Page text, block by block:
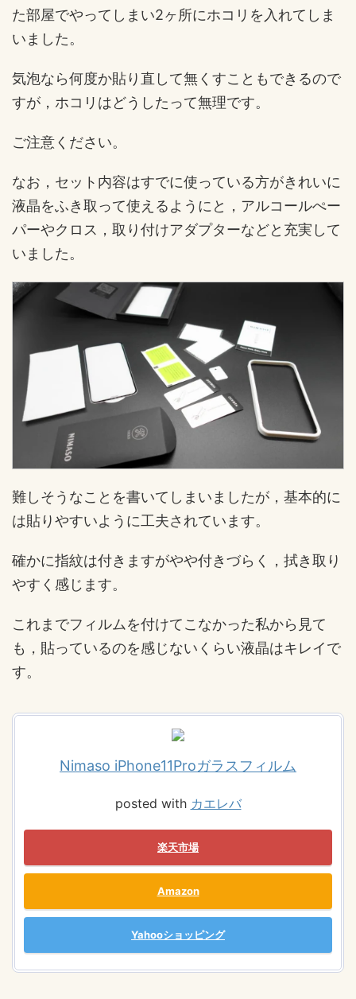
た部屋でやってしまい2ヶ所にホコリを入れてしま
いました。
気泡なら何度か貼り直して無くすこともできるので
すが，ホコリはどうしたって無理です。
ご注意ください。
なお，セット内容はすでに使っている方がきれいに
液晶をふき取って使えるようにと，アルコールぺー
パーやクロス，取り付けアダプターなどと充実して
いました。
難しそうなことを書いてしまいましたが，基本的に
は貼りやすいように工夫されています。
確かに指紋は付きますがやや付きづらく，拭き取り
やすく感じます。
これまでフィルムを付けてこなかった私から見て
も，貼っているのを感じないくらい液晶はキレイで
す。
Nimaso iPhone11Proガラスフィルム
posted with カエレバ
楽天市場
Amazon
Yahooショッピング